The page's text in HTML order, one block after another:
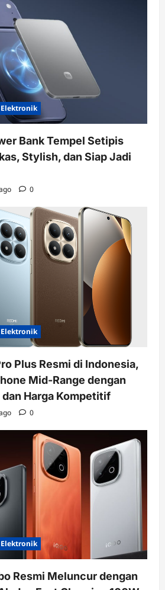
Elektronik
Bank Tempel Setipis
Stylish, dan Siap Jadi
0
Elektronik
Plus Resmi di Indonesia,
Mid-Range dengan
Harga Kompetitif
0
Elektronik
Resmi Meluncur dengan